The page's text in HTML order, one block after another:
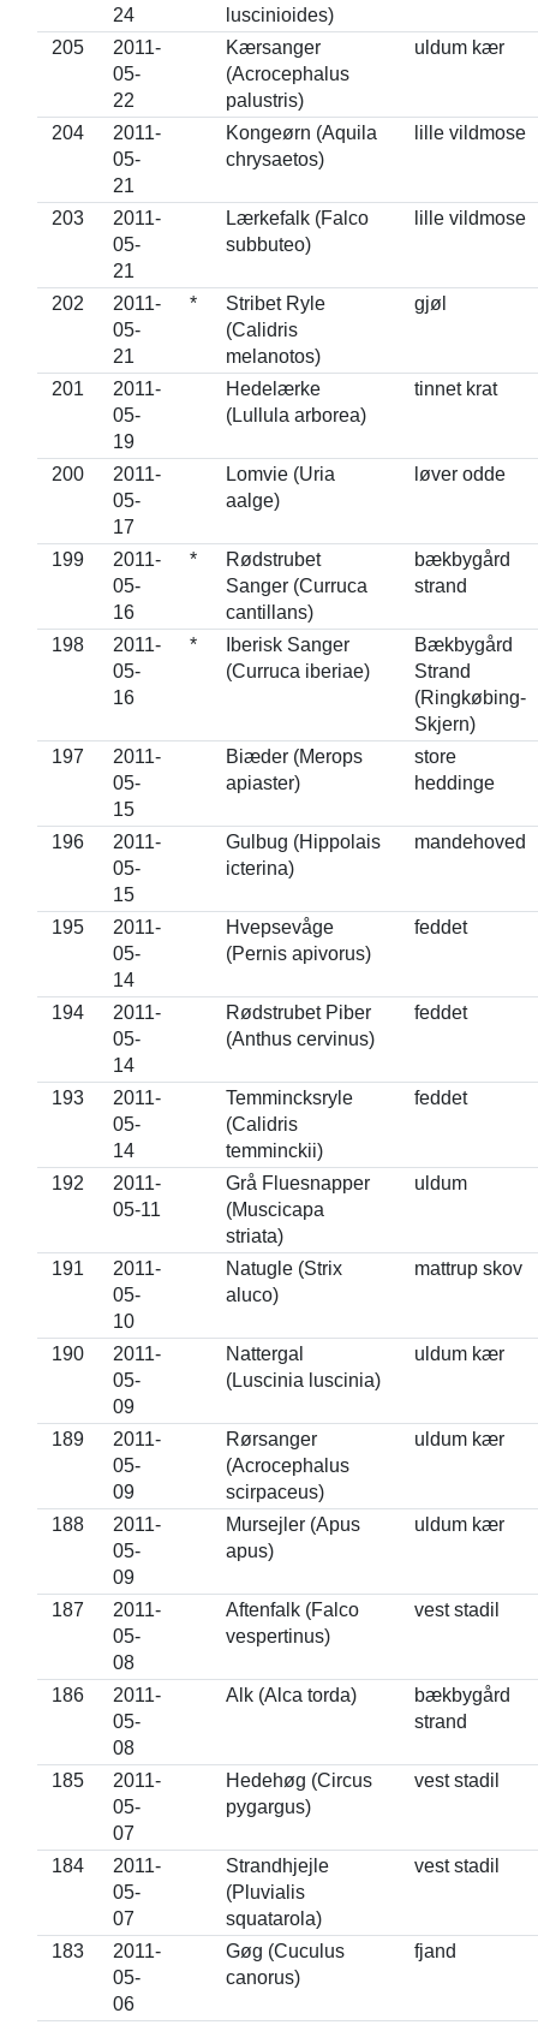
24
luscinioides)
205
2011-
05-
22
Kærsanger
(Acrocephalus
palustris)
uldum kær
204
2011-
05-
21
Kongeørn (Aquila
chrysaetos)
lille vildmose
203
2011-
05-
21
Lærkefalk (Falco
subbuteo)
lille vildmose
202
2011-
05-
21
*
Stribet Ryle
(Calidris
melanotos)
gjøl
201
2011-
05-
19
Hedelærke
(Lullula arborea)
tinnet krat
200
2011-
05-
17
Lomvie (Uria
aalge)
løver odde
199
2011-
05-
16
*
Rødstrubet
Sanger (Curruca
cantillans)
bækbygård
strand
198
2011-
05-
16
*
Iberisk Sanger
(Curruca iberiae)
Bækbygård
Strand
(Ringkøbing-
Skjern)
197
2011-
05-
15
Biæder (Merops
apiaster)
store
heddinge
196
2011-
05-
15
Gulbug (Hippolais
icterina)
mandehoved
195
2011-
05-
14
Hvepsevåge
(Pernis apivorus)
feddet
194
2011-
05-
14
Rødstrubet Piber
(Anthus cervinus)
feddet
193
2011-
05-
14
Temmincksryle
(Calidris
temminckii)
feddet
192
2011-
05-11
Grå Fluesnapper
(Muscicapa
striata)
uldum
191
2011-
05-
10
Natugle (Strix
aluco)
mattrup skov
190
2011-
05-
09
Nattergal
(Luscinia luscinia)
uldum kær
189
2011-
05-
09
Rørsanger
(Acrocephalus
scirpaceus)
uldum kær
188
2011-
05-
09
Mursejler (Apus
apus)
uldum kær
187
2011-
05-
08
Aftenfalk (Falco
vespertinus)
vest stadil
186
2011-
05-
08
Alk (Alca torda)
bækbygård
strand
185
2011-
05-
07
Hedehøg (Circus
pygargus)
vest stadil
184
2011-
05-
07
Strandhjejle
(Pluvialis
squatarola)
vest stadil
183
2011-
05-
06
Gøg (Cuculus
canorus)
fjand